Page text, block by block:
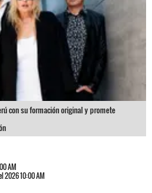
con su formación original y promete
AM
2026 10:00 AM